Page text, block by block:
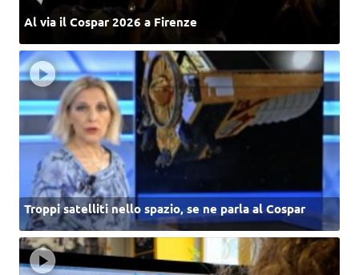
Al via il Cospar 2026 a Firenze
Troppi satelliti nello spazio, se ne parla al Cospar